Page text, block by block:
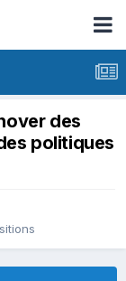
des
politiques